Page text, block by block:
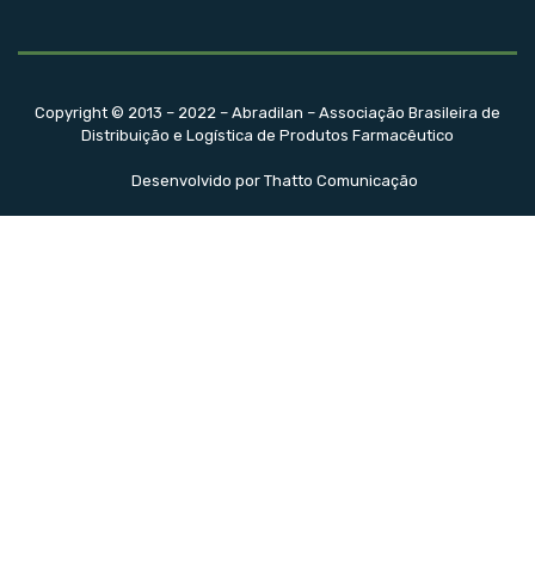
Copyright © 2013 – 2022 – Abradilan – Associação Brasileira de
Distribuição e Logística de Produtos Farmacêutico
Desenvolvido por Thatto Comunicação